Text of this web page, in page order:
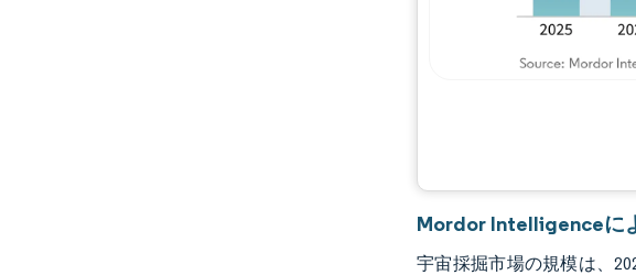
Mordor Intelligenceに
宇宙採掘市場の規模は、